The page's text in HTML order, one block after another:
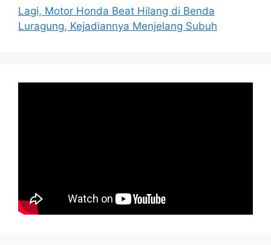
Lagi, Motor Honda Beat Hilang di Benda
Luragung, Kejadiannya Menjelang Subuh